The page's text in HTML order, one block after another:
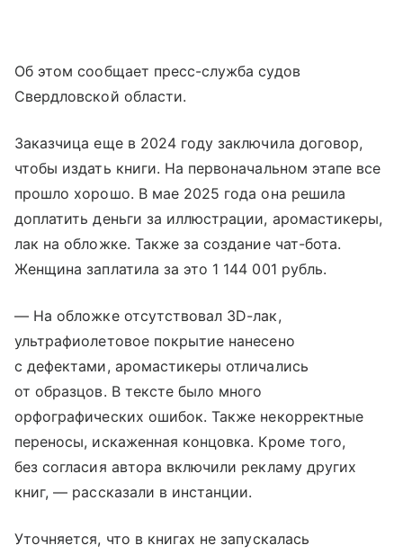
Об этом сообщает пресс-служба судов
Свердловской области.
Заказчица еще в 2024 году заключила договор,
чтобы издать книги. На первоначальном этапе все
прошло хорошо. В мае 2025 года она решила
доплатить деньги за иллюстрации, аромастикеры,
лак на обложке. Также за создание чат-бота.
Женщина заплатила за это 1 144 001 рубль.
— На обложке отсутствовал 3D-лак,
ультрафиолетовое покрытие нанесено
с дефектами, аромастикеры отличались
от образцов. В тексте было много
орфографических ошибок. Также некорректные
переносы, искаженная концовка. Кроме того,
без согласия автора включили рекламу других
книг, — рассказали в инстанции.
Уточняется, что в книгах не запускалась